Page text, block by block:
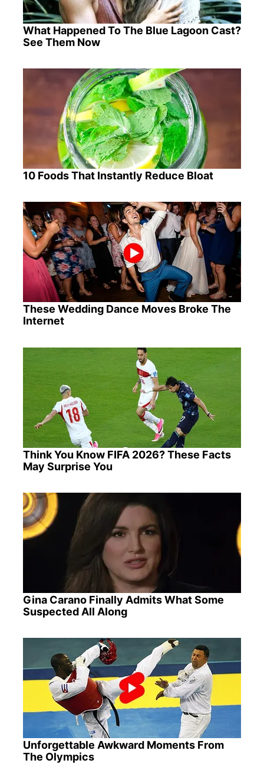
What Happened To The Blue Lagoon Cast?
See Them Now
10 Foods That Instantly Reduce Bloat
These Wedding Dance Moves Broke The
Internet
Think You Know FIFA 2026? These Facts
May Surprise You
Gina Carano Finally Admits What Some
Suspected All Along
Unforgettable Awkward Moments From
The Olympics